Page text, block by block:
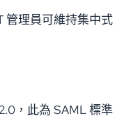
管理員可維持集中式
，此為 SAML 標準